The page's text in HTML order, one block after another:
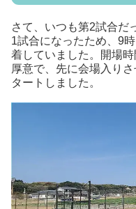
さて、いつも第2試合だ
1試合になったため、9
着していました。開場
厚意で、先に会場入り
タートしました。